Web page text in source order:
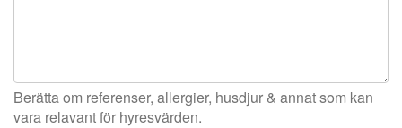
Berätta om referenser, allergier, husdjur & annat som kan
vara relavant för hyresvärden.